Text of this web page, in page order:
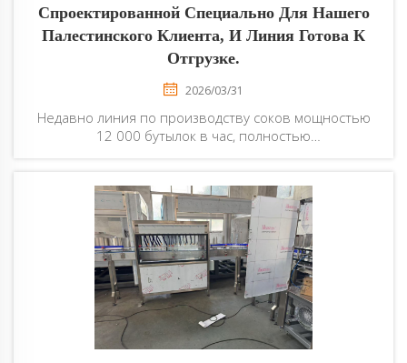
Спроектированной Специально Для Нашего
Палестинского Клиента, И Линия Готова К
Отгрузке.
2026/03/31
Недавно линия по производству соков мощностью
12 000 бутылок в час, полностью
нашей компании, успешно прошла полный цикл
пусконаладочных работ и окончательный
приёмочный контроль на нашем заводе. Все
эксплуатационные показатели соответствуют...